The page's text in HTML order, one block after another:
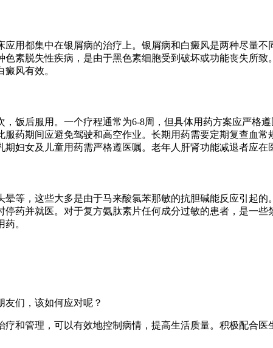
用都集中在银屑病的治疗上。银屑病和白癜风是两种尽量
素脱失性疾病，是由于黑色素细胞受到破坏或功能丧失所
风有效。
饭后服用。一个疗程通常为6-8周，但具体用药方案应严格
药期间应避免驾驶和高空作业。长期用药需要定期复查血
妇女及儿童用药需严格遵医嘱。老年人肝肾功能减退者应在
等，这些大多是由于马来酸氯苯那敏的抗胆碱能反应引起
药并就医。对于复方氨肽素片任何成分过敏的患者，是一
。
们，该如何应对呢？
和管理，可以有效地控制病情，提高生活质量。积极配合